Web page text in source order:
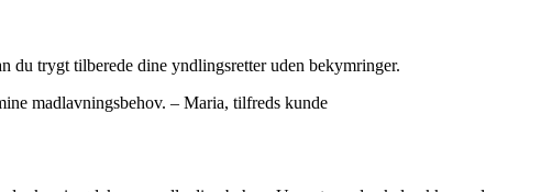
trygt tilberede dine yndlingsretter uden bekymringer.
madlavningsbehov. – Maria, tilfreds kunde